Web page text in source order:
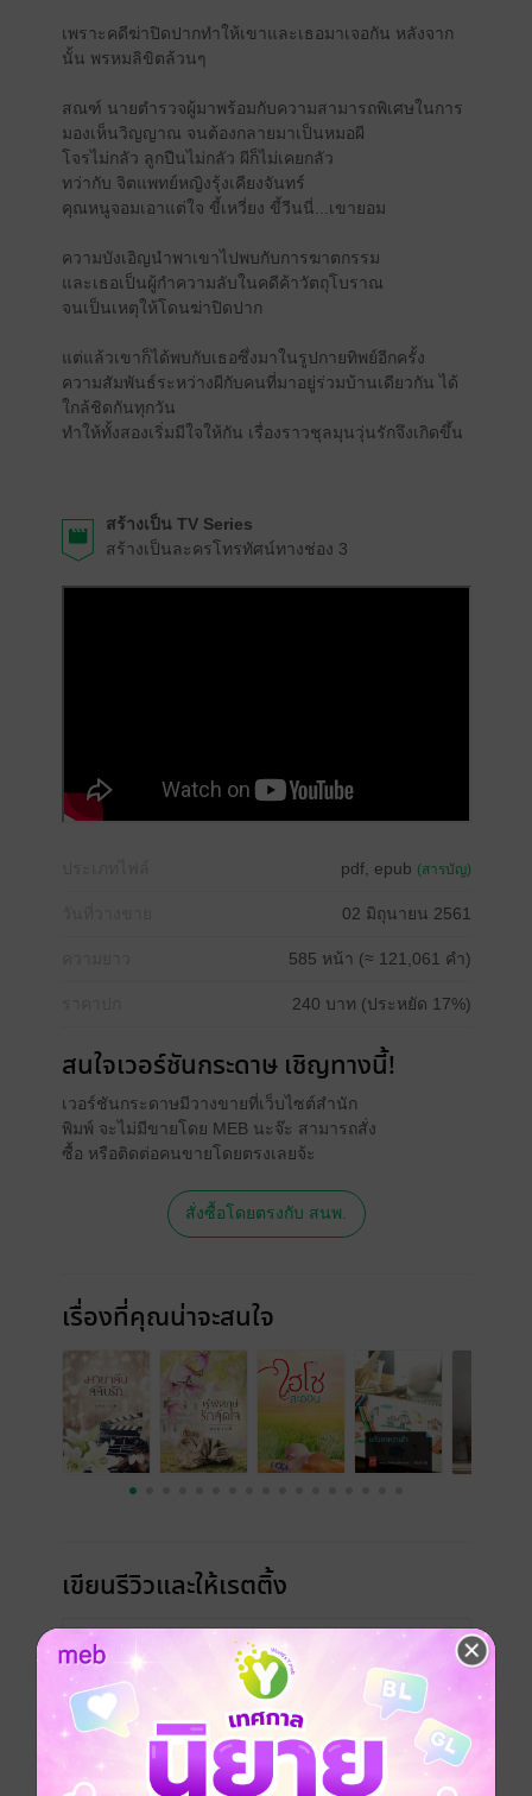
เพราะคดีฆ่าปิดปากทำให้เขาและเธอมาเจอกัน หลังจาก
นั้น พรหมลิขิตล้วนๆ
สณฑ์ นายตำรวจผู้มาพร้อมกับความสามารถพิเศษในการ
มองเห็นวิญญาณ จนต้องกลายมาเป็นหมอผี
โจรไม่กลัว ลูกปืนไม่กลัว ผีก็ไม่เคยกลัว
ทว่ากับ จิตแพทย์หญิงรุ้งเคียงจันทร์
คุณหนูจอมเอาแต่ใจ ขี้เหวี่ยง ขี้วีนนี่...เขายอม
ความบังเอิญนำพาเขาไปพบกับการฆาตกรรม
และเธอเป็นผู้กำความลับในคดีค้าวัตถุโบราณ
จนเป็นเหตุให้โดนฆ่าปิดปาก
แต่แล้วเขาก็ได้พบกับเธอซึ่งมาในรูปกายทิพย์อีกครั้ง
ความสัมพันธ์ระหว่างผีกับคนที่มาอยู่ร่วมบ้านเดียวกัน ได้
ใกล้ชิดกันทุกวัน
ทำให้ทั้งสองเริ่มมีใจให้กัน เรื่องราวชุลมุนวุ่นรักจึงเกิดขึ้น
สร้างเป็น TV Series
สร้างเป็นละครโทรทัศน์ทางช่อง 3
pdf, epub (สารบัญ)
02 มิถุนายน 2561
585 หน้า (≈ 121,061 คำ)
240 บาท (ประหยัด 17%)
สนใจเวอร์ชันกระดาษ เชิญทางนี้!
เวอร์ชันกระดาษมีวางขายที่เว็บไซต์สำนัก
พิมพ์ จะไม่มีขายโดย MEB นะจ๊ะ สามารถสั่ง
ซื้อ หรือติดต่อคนขายโดยตรงเลยจ้ะ
สั่งซื้อโดยตรงกับ สนพ.
เรื่องที่คุณน่าจะสนใจ
เขียนรีวิวและให้เรตติ้ง
คุณสามารถ เข้าสู่ระบบเพื่อแสดงความคิดเห็นได้จ้า
รีวิวทั้งหมด
Review Edition เก่า
Review Edition ปัจจุบัน